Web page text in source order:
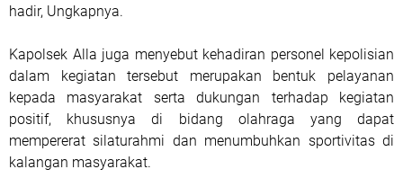
hadir, Ungkapnya.
Kapolsek Alla juga menyebut kehadiran personel kepolisian
dalam kegiatan tersebut merupakan bentuk pelayanan
kepada masyarakat serta dukungan terhadap kegiatan
positif, khususnya di bidang olahraga yang dapat
mempererat silaturahmi dan menumbuhkan sportivitas di
kalangan masyarakat.